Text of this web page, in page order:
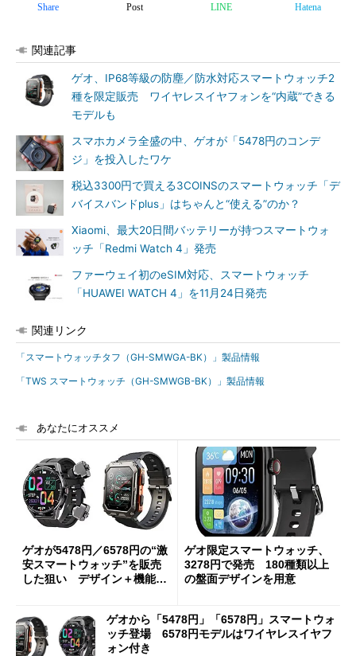
Share Post LINE Hatena
関連記事
ゲオ、IP68等級の防塵／防水対応スマートウォッチ2
種を限定販売 ワイヤレスイヤフォンを“内蔵”できる
モデルも
スマホカメラ全盛の中、ゲオが「5478円のコンデ
ジ」を投入したワケ
税込3300円で買える3COINSのスマートウォッチ「デ
バイスバンドplus」はちゃんと“使える”のか？
Xiaomi、最大20日間バッテリーが持つスマートウォ
ッチ「Redmi Watch 4」発売
ファーウェイ初のeSIM対応、スマートウォッチ
「HUAWEI WATCH 4」を11月24日発売
関連リンク
「スマートウォッチタフ（GH-SMWGA-BK）」製品情報
「TWS スマートウォッチ（GH-SMWGB-BK）」製品情報
あなたにオススメ
ゲオが5478円／6578円の“激
安スマートウォッチ”を販売
した狙い デザイン＋機能性
ゲオ限定スマートウォッチ、
3278円で発売 180種類以上
の盤面デザインを用意
ゲオから「5478円」「6578円」スマートウォ
ッチ登場 6578円モデルはワイヤレスイヤフ
ォン付き